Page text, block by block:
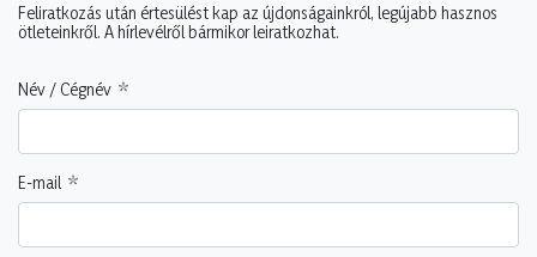
Feliratkozás után értesülést kap az újdonságainkról, legújabb hasznos
ötleteinkről. A hírlevélről bármikor leiratkozhat.
Név / Cégnév
E-mail